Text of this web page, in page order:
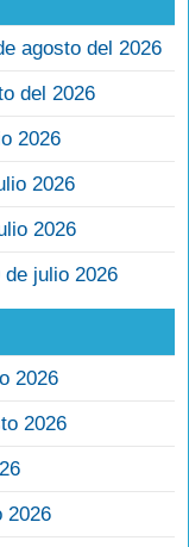
agosto del 2026
del 2026
2026
2026
2026
julio 2026
2026
2026
2026